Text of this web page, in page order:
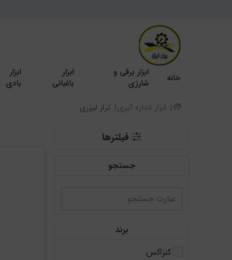
خانه
ابزار برقی و
شارژی
ابزار
باغبانی
ابزار
بادی
ابزار اندازه گیری تراز لیزری
فیلترها
جستجو
برند
کنزاکس